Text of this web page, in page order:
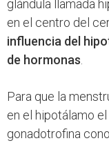
glándula llamada
en el centro del
influencia del
de hormonas
Para que la
en el hipotálamo
gonadotrofina